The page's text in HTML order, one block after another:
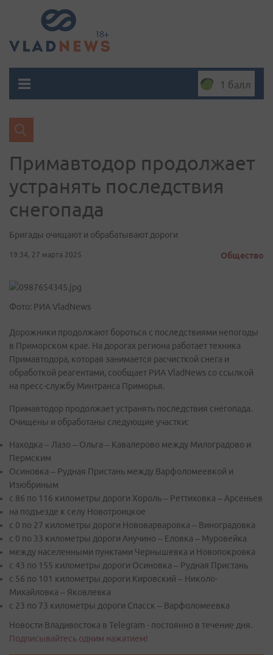
1 балл
Примавтодор продолжает
устранять последствия
снегопада
Бригады очищают и обрабатывают дороги
19:34, 27 марта 2025 Общество
Фото: РИА VladNews
Дорожники продолжают бороться с последствиями непогоды
в Приморском крае. На дорогах региона работает техника
Примавтодора, которая занимается расчисткой снега и
обработкой реагентами, сообщает РИА VladNews со ссылкой
на пресс-службу Минтранса Приморья.
Примавтодор продолжает устранять последствия снегопада.
Очищены и обработаны следующие участки:
Находка – Лазо – Ольга – Кавалерово между Милоградово и
Пермским
Осиновка – Рудная Пристань между Варфоломеевкой и
Изюбриным
с 86 по 116 километры дороги Хороль – Реттиховка – Арсеньев
на подъезде к селу Новотроицкое
с 0 по 27 километры дороги Нововарваровка – Виноградовка
с 0 по 33 километры дороги Анучино – Еловка – Муровейка
между населенными пунктами Чернышевка и Новопокровка
с 43 по 155 километры дороги Осиновка – Рудная Пристань
с 56 по 101 километры дороги Кировский – Николо-
Михайловка – Яковлевка
с 23 по 73 километры дороги Спасск – Варфоломеевка
Новости Владивостока в Telegram - постоянно в течение дня.
Подписывайтесь одним нажатием!